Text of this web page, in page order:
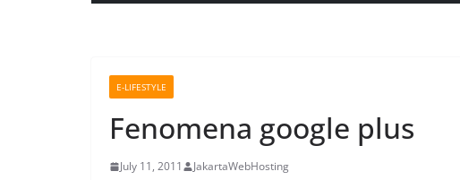
E-LIFESTYLE
Fenomena google plus
July 11, 2011 JakartaWebHosting